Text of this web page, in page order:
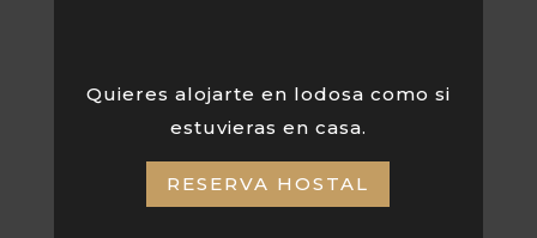
Quieres alojarte en lodosa como si
estuvieras en casa.
RESERVA HOSTAL